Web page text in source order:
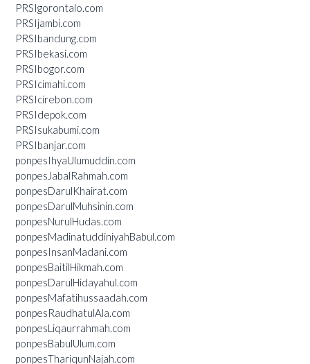
PRSIgorontalo.com
PRSIjambi.com
PRSIbandung.com
PRSIbekasi.com
PRSIbogor.com
PRSIcimahi.com
PRSIcirebon.com
PRSIdepok.com
PRSIsukabumi.com
PRSIbanjar.com
ponpesIhyaUlumuddin.com
ponpesJabalRahmah.com
ponpesDarulKhairat.com
ponpesDarulMuhsinin.com
ponpesNurulHudas.com
ponpesMadinatuddiniyahBabul.com
ponpesInsanMadani.com
ponpesBaitilHikmah.com
ponpesDarulHidayahul.com
ponpesMafatihussaadah.com
ponpesRaudhatulAla.com
ponpesLiqaurrahmah.com
ponpesBabulUlum.com
ponpesThariqunNajah.com